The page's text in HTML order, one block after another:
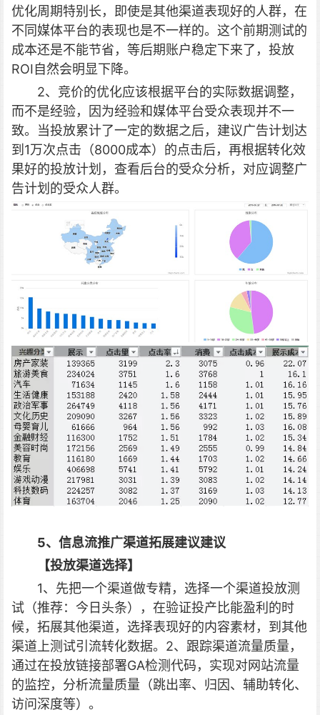
优化周期特别长，即使是其他渠道表现好的人群，在
不同媒体平台的表现也是不一样的。这个前期测试的
成本还是不能节省，等后期账户稳定下来了，投放
ROI自然会明显下降。
2、竞价的优化应该根据平台的实际数据调整，
而不是经验，因为经验和媒体平台受众表现并不一
致。当投放累计了一定的数据之后，建议广告计划达
到1万次点击（8000成本）的点击后，再根据转化效
果好的投放计划，查看后台的受众分析，对应调整广
告计划的受众人群。
5、信息流推广渠道拓展建议建议
【投放渠道选择】
1、先把一个渠道做专精，选择一个渠道投放测
试（推荐：今日头条），在验证投产比能盈利的时
候，拓展其他渠道，选择表现好的内容素材，到其他
渠道上测试引流转化数据。2、跟踪渠道流量质量，
通过在投放链接部署GA检测代码，实现对网站流量
的监控，分析流量质量（跳出率、归因、辅助转化、
访问深度等）。